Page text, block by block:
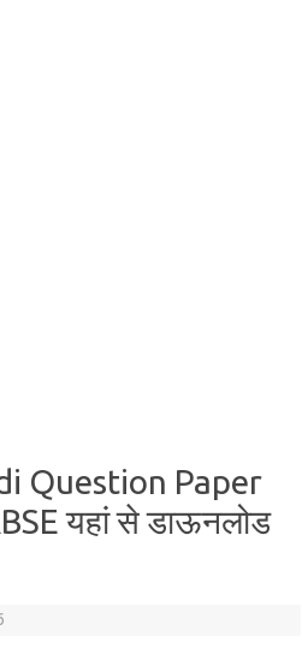
Question Paper
यहां से डाऊनलोड